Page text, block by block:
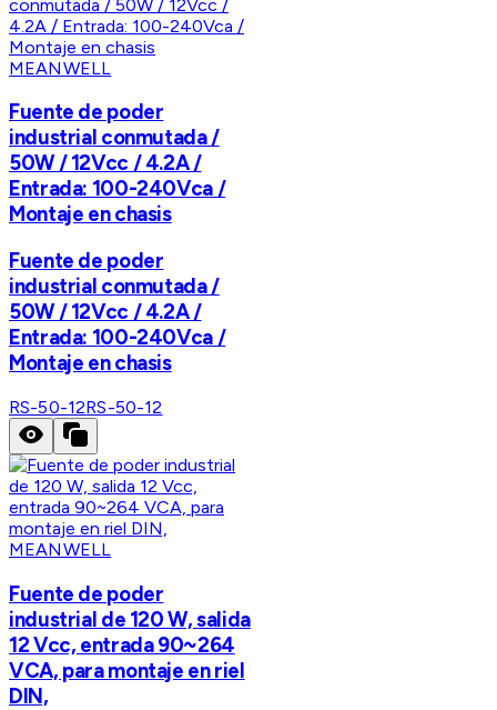
MEANWELL
Fuente de poder
industrial conmutada /
50W / 12Vcc / 4.2A /
Entrada: 100-240Vca /
Montaje en chasis
Fuente de poder
industrial conmutada /
50W / 12Vcc / 4.2A /
Entrada: 100-240Vca /
Montaje en chasis
RS-50-12RS-50-12
MEANWELL
Fuente de poder
industrial de 120 W, salida
12 Vcc, entrada 90~264
VCA, para montaje en riel
DIN,